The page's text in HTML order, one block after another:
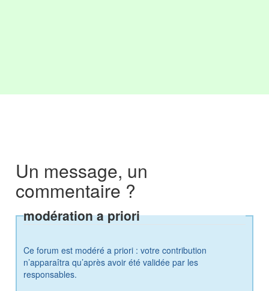
Un message, un
commentaire ?
modération a priori
Ce forum est modéré a priori : votre contribution
n’apparaîtra qu’après avoir été validée par les
responsables.